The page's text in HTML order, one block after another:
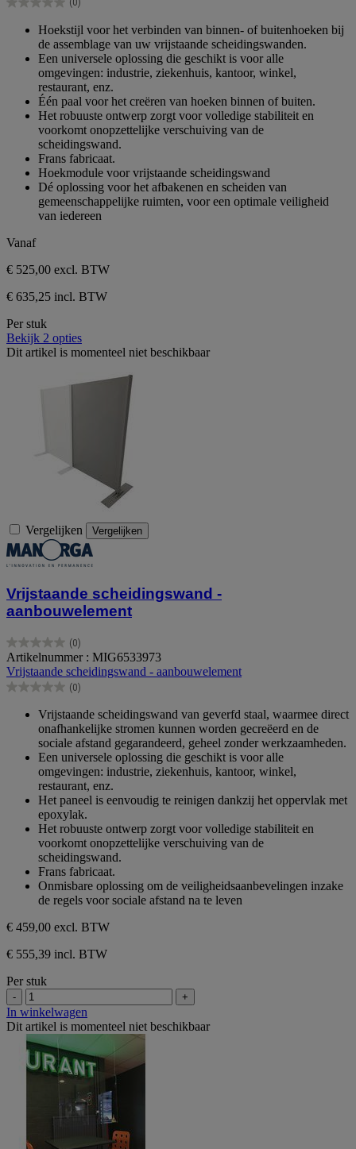
5
(0)
0.0
sterren.
Hoekstijl voor het verbinden van binnen- of buitenhoeken bij
de assemblage van uw vrijstaande scheidingswanden.
Een universele oplossing die geschikt is voor alle
omgevingen: industrie, ziekenhuis, kantoor, winkel,
restaurant, enz.
Één paal voor het creëren van hoeken binnen of buiten.
Het robuuste ontwerp zorgt voor volledige stabiliteit en
voorkomt onopzettelijke verschuiving van de
scheidingswand.
Frans fabricaat.
Hoekmodule voor vrijstaande scheidingswand
Dé oplossing voor het afbakenen en scheiden van
gemeenschappelijke ruimten, voor een optimale veiligheid
van iedereen
Vanaf
€ 525,00 excl. BTW
€ 635,25 incl. BTW
Per stuk
Bekijk 2 opties
Dit artikel is momenteel niet beschikbaar
Vergelijken Vergelijken
Vrijstaande scheidingswand -
aanbouwelement
(0)
0.0
van
de
5
Artikelnummer : MIG6533973
Vrijstaande scheidingswand - aanbouwelement
(0)
0.0
sterren.
Vrijstaande scheidingswand van geverfd staal, waarmee direct
onafhankelijke stromen kunnen worden gecreëerd en de
sociale afstand gegarandeerd, geheel zonder werkzaamheden.
Een universele oplossing die geschikt is voor alle
omgevingen: industrie, ziekenhuis, kantoor, winkel,
restaurant, enz.
Het paneel is eenvoudig te reinigen dankzij het oppervlak met
epoxylak.
Het robuuste ontwerp zorgt voor volledige stabiliteit en
voorkomt onopzettelijke verschuiving van de
scheidingswand.
Frans fabricaat.
Onmisbare oplossing om de veiligheidsaanbevelingen inzake
de regels voor sociale afstand na te leven
€ 459,00 excl. BTW
€ 555,39 incl. BTW
Per stuk
- +
In winkelwagen
Dit artikel is momenteel niet beschikbaar